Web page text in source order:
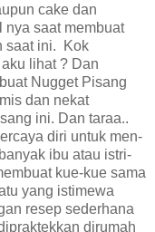
cake dan
nya saat membuat
saat ini. Kok
lihat ? Dan
Nugget Pisang
dan nekat
ini. Dan taraa..
diri untuk men-
ibu atau istri-
kue-kue sama
yang istimewa
resep sederhana
dirumah